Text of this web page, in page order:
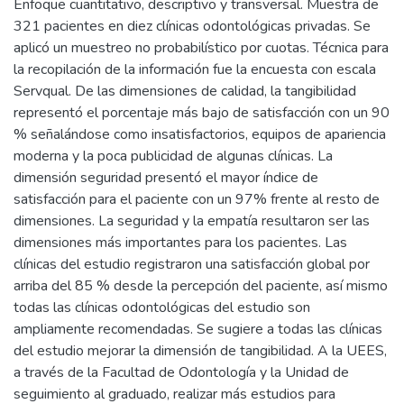
Enfoque cuantitativo, descriptivo y transversal. Muestra de
321 pacientes en diez clínicas odontológicas privadas. Se
aplicó un muestreo no probabilístico por cuotas. Técnica para
la recopilación de la información fue la encuesta con escala
Servqual. De las dimensiones de calidad, la tangibilidad
representó el porcentaje más bajo de satisfacción con un 90
% señalándose como insatisfactorios, equipos de apariencia
moderna y la poca publicidad de algunas clínicas. La
dimensión seguridad presentó el mayor índice de
satisfacción para el paciente con un 97% frente al resto de
dimensiones. La seguridad y la empatía resultaron ser las
dimensiones más importantes para los pacientes. Las
clínicas del estudio registraron una satisfacción global por
arriba del 85 % desde la percepción del paciente, así mismo
todas las clínicas odontológicas del estudio son
ampliamente recomendadas. Se sugiere a todas las clínicas
del estudio mejorar la dimensión de tangibilidad. A la UEES,
a través de la Facultad de Odontología y la Unidad de
seguimiento al graduado, realizar más estudios para